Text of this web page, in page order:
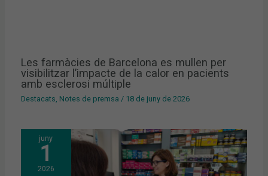
Les farmàcies de Barcelona es mullen per
visibilitzar l’impacte de la calor en pacients
amb esclerosi múltiple
Destacats, Notes de premsa / 18 de juny de 2026
juny
1
2026